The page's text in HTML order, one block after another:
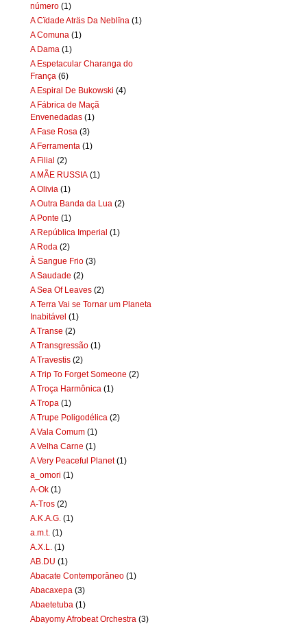
número (1)
A Cïdade Aträs Da Neblïna (1)
A Comuna (1)
A Dama (1)
A Espetacular Charanga do
França (6)
A Espiral De Bukowski (4)
A Fábrica de Maçã
Envenedadas (1)
A Fase Rosa (3)
A Ferramenta (1)
A Filial (2)
A MÃE RUSSIA (1)
A Olivia (1)
A Outra Banda da Lua (2)
A Ponte (1)
A República Imperial (1)
A Roda (2)
À Sangue Frio (3)
A Saudade (2)
A Sea Of Leaves (2)
A Terra Vai se Tornar um Planeta
Inabitável (1)
A Transe (2)
A Transgressão (1)
A Travestis (2)
A Trip To Forget Someone (2)
A Troça Harmônica (1)
A Tropa (1)
A Trupe Poligodélica (2)
A Vala Comum (1)
A Velha Carne (1)
A Very Peaceful Planet (1)
a_omori (1)
A-Ok (1)
A-Tros (2)
A.K.A.G. (1)
a.m.t. (1)
A.X.L.
(1)
AB.DU (1)
Abacate Contemporâneo (1)
Abacaxepa (3)
Abaetetuba (1)
Abayomy Afrobeat Orchestra (3)